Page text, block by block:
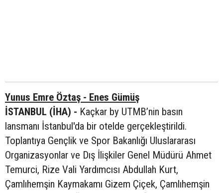
Yunus Emre Öztaş - Enes Gümüş
İSTANBUL (İHA) - Kaçkar by UTMB’nin basın
lansmanı İstanbul'da bir otelde gerçekleştirildi.
Toplantıya Gençlik ve Spor Bakanlığı Uluslararası
Organizasyonlar ve Dış İlişkiler Genel Müdürü Ahmet
Temurci, Rize Vali Yardımcısı Abdullah Kurt,
Çamlıhemşin Kaymakamı Gizem Çiçek, Çamlıhemşin